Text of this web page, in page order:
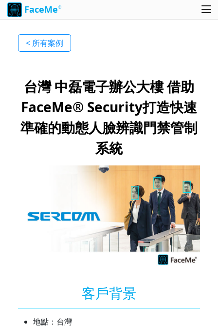
FaceMe®
< 所有案例
台灣 中磊電子辦公大樓 借助
FaceMe® Security打造快速
準確的動態人臉辨識門禁管制
系統
客戶背景
地點：台灣